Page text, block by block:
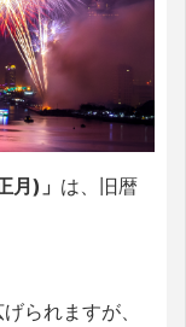
月)」 は、旧暦
られますが、